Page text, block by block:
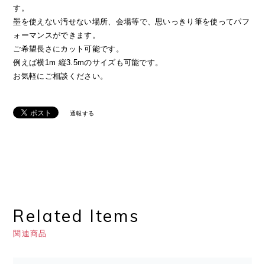
す。
墨を使えない汚せない場所、会場等で、思いっきり筆を使ってパフ
ォーマンスができます。
ご希望長さにカット可能です。
例えば横1m 縦3.5mのサイズも可能です。
お気軽にご相談ください。
通報する
Related Items
関連商品